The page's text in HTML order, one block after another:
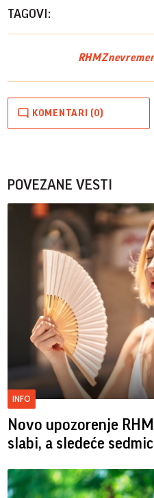
TAGOVI:
RHMZnevreme
KOMENTARI (0)
POVEZANE VESTI
INFO
Novo upozorenje
slabi, a sledeće